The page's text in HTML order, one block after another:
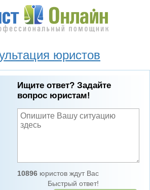
юристов
Ищите ответ? Задайте
вопрос юристам!
10896юристов ждут Вас
Быстрый ответ!